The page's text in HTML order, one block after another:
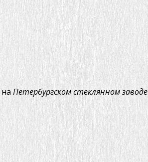
Петербургском стеклянном заводе